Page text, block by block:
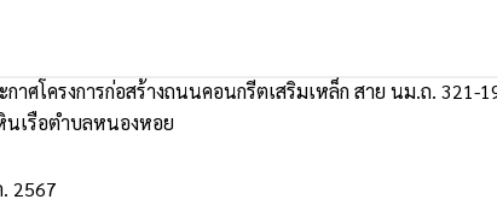
กาศโครงการก่อสร้างถนนคอนกรีตเสริมเหล็ก สาย นม.ถ.
เรือตำบลหนองหอย
2567